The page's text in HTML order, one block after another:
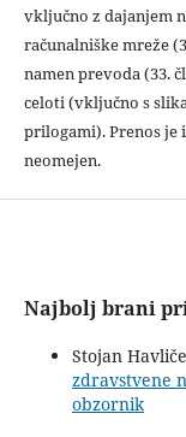
vključno z dajanjem
računalniške mreže
namen prevoda (33.
celoti (vključno s
prilogami). Prenos je
neomejen.
Najbolj brani
Stojan
zdravstvene
obzornik